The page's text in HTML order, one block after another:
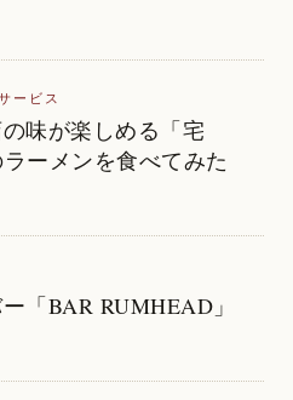
ービス
味が楽しめる「宅
ーメンを食べてみた
「BAR RUMHEAD」